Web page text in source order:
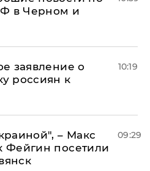
в Черном и
заявление о
россиян к
10:19
– Макс
Фейгин посетили
09:29